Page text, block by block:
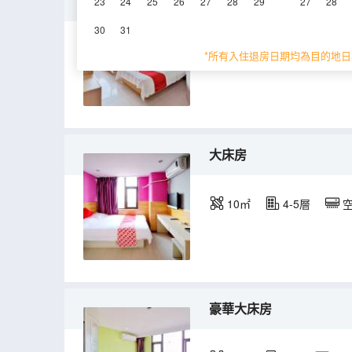
30 31
*所有入住退房日期均為目的地
15㎡ 3層 空
大床房
10㎡ 4-5層
豪華大床房